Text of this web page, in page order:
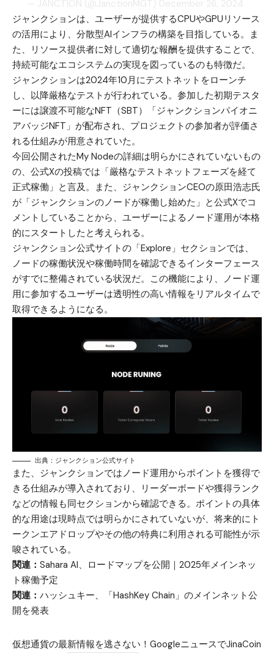
ジャンクションは、ユーザーが提供するCPUやGPUリソース
の活用により、分散型AIインフラの構築を目指している。ま
た、リソース提供者に対して適切な報酬を提供することで、
持続可能なエコシステムの実現を図っているのも特徴だ。
ジャンクションは2024年10月にテストネットをローンチ
し、以降厳格なテストが行われている。参加した初期テスタ
ーには譲渡不可能なNFT（SBT）「ジャンクションパイオニ
アバッジNFT」が配布され、プロジェクトの参加者が評価さ
れる仕組みが用意されていた。
今回公開されたMy Nodeの詳細は明らかにされていないもの
の、公式Xの投稿では「厳格なテストネットフェーズを経て
正式稼働」と言及。また、ジャンクションCEOの原田浩志氏
が「ジャンクションのノードが稼働し始めた」と公式Xでコ
メントしていることから、ユーザーによるノード運用が本格
的にスタートしたと考えられる。
ジャンクション公式サイトの「Explore」セクションでは、
ノードの稼働状況や稼働時間を確認できるインターフェース
がすでに整備されている状況だ。この機能により、ノード運
用に参加するユーザーは透明性の高い情報をリアルタイムで
取得できるようになる。
出典：ジャンクション公式サイト
また、ジャンクションではノード運用からポイントを獲得で
きる仕組みが導入されており、リーダーボードや獲得ランク
などの情報も同セクションから確認できる。ポイントの具体
的な用途は現時点では明らかにされていないが、将来的にト
ークンエアドロップやその他の特典に利用される可能性が示
唆されている。
関連： Sahara AI、ロードマップを公開｜2025年メインネッ
ト稼働予定
関連： ハッシュキー、「HashKey Chain」のメインネット公
開を発表
仮想通貨の最新情報を逃さない！GoogleニュースでJinaCoin